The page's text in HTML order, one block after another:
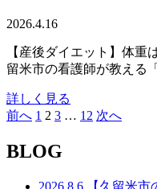
2026.4.16
【産後ダイエット】体重
留米市の看護師が教える
詳しく見る
投
稿
前へ 1 2 3 … 12 次へ
BLOG
2026.8.6 【久留米